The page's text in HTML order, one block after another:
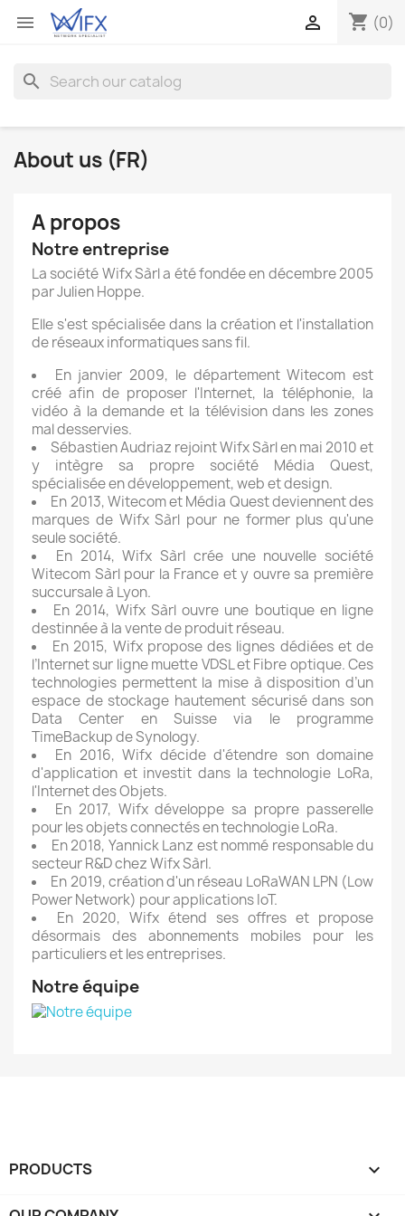
 shopping_cart (0)

search
About us (FR)
A propos
Notre entreprise
La société Wifx Sàrl a été fondée en décembre 2005
par Julien Hoppe.
Elle s'est spécialisée dans la création et l'installation
de réseaux informatiques sans fil.
En janvier 2009, le département Witecom est
créé afin de proposer l'Internet, la téléphonie, la
vidéo à la demande et la télévision dans les zones
mal desservies.
Sébastien Audriaz rejoint Wifx Sàrl en mai 2010 et
y intègre sa propre société Média Quest,
spécialisée en développement, web et design.
En 2013, Witecom et Média Quest deviennent des
marques de Wifx Sàrl pour ne former plus qu'une
seule société.
En 2014, Wifx Sàrl crée une nouvelle société
Witecom Sàrl pour la France et y ouvre sa première
succursale à Lyon.
En 2014, Wifx Sàrl ouvre une boutique en ligne
destinnée à la vente de produit réseau.
En 2015, Wifx propose des lignes dédiées et de
l’Internet sur ligne muette VDSL et Fibre optique. Ces
technologies permettent la mise à disposition d’un
espace de stockage hautement sécurisé dans son
Data Center en Suisse via le programme
TimeBackup de Synology.
En 2016, Wifx décide d'étendre son domaine
d'application et investit dans la technologie LoRa,
l'Internet des Objets.
En 2017, Wifx développe sa propre passerelle
pour les objets connectés en technologie LoRa.
En 2018, Yannick Lanz est nommé responsable du
secteur R&D chez Wifx Sàrl.
En 2019, création d'un réseau LoRaWAN LPN (Low
Power Network) pour applications IoT.
En 2020, Wifx étend ses offres et propose
désormais des abonnements mobiles pour les
particuliers et les entreprises.
Notre équipe
PRODUCTS 